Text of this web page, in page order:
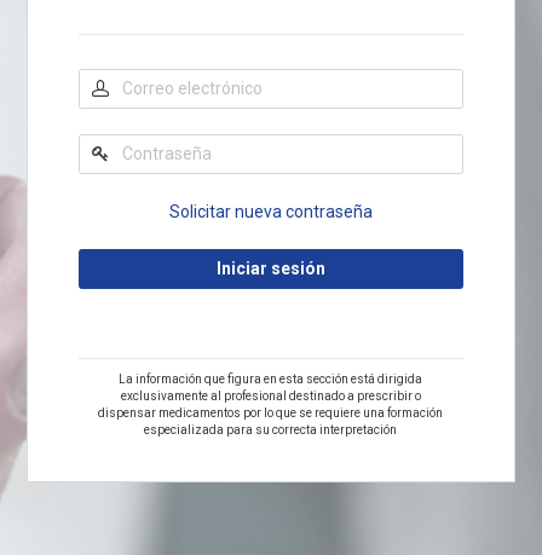
Solicitar nueva contraseña
La información que figura en esta sección está dirigida
exclusivamente al profesional destinado a prescribir o
dispensar medicamentos por lo que se requiere una formación
especializada para su correcta interpretación